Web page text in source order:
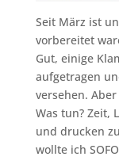
Seit März ist
vorbereitet
Gut, einige
aufgetragen
versehen.
Was tun? Zeit,
und drucken
wollte ich